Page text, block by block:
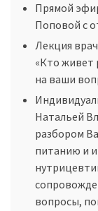
Прямой
Поповой с
Лекция
«Кто живет
на ваши
Натальей
разбором
питанию и
вопросы,